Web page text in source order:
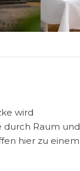
wird
durch Raum und
hier zu einem